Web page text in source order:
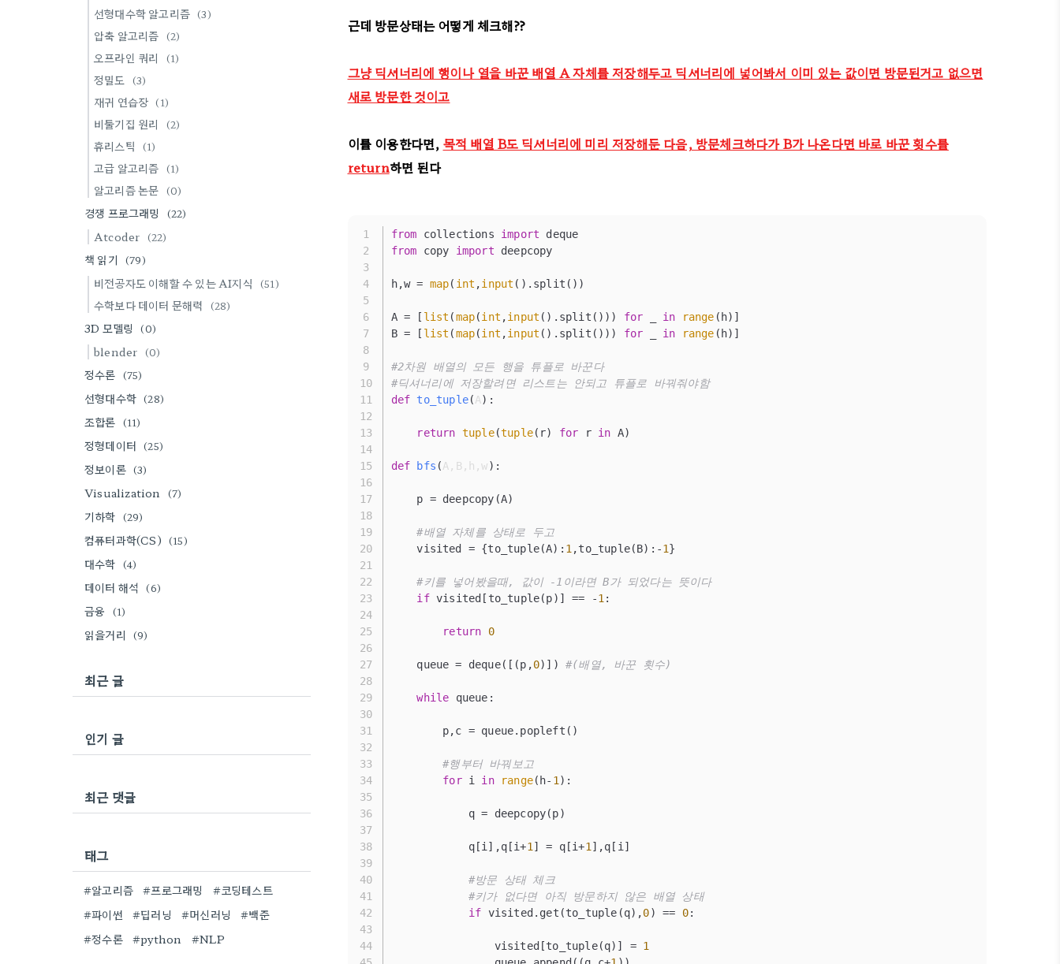
근데 방문상태는 어떻게 체크해??
그냥 딕셔너리에 행이나 열을 바꾼 배열 A 자체를 저장해두고 딕셔너리에 넣어봐서 이미 있는 값이면 방문된거고 없으면
새로 방문한 것이고
이를 이용한다면, 목적 배열 B도 딕셔너리에 미리 저장해둔 다음, 방문체크하다가 B가 나온다면 바로 바꾼 횟수를
return하면 된다
from collections import deque
from copy import deepcopy
h,w = map( int ,input ().split())
A = [ list (map(int ,input ().split())) for in range (h)]
B = [ list (map(int ,input ().split())) for in range (h)]
#2차원 배열의 모든 행을 튜플로 바꾼다
#딕셔너리에 저장할려면 리스트는 안되고 튜플로 바꿔줘야함
def to_tuple(A):
return tuple(tuple(r) for r in A)
def bfs (A,B,h,w):
    p = deepcopy(A)
#배열 자체를 상태로 두고
    visited = {to_tuple(A):
1 ,to_tuple(B):-1}
#키를 넣어봤을때, 값이 -1이라면 B가 되었다는 뜻이다
if visited[to_tuple(p)] == -1 :
return 0
    queue = deque([(p,
0)]) #(배열, 바꾼 횟수)
while queue:
        p,c = queue.popleft()
#행부터 바꿔보고
for i in range(h- 1 ):
            q = deepcopy(p)
            q[i],q[i+
1 ] = q[i+1 ],q[i]
#방문 상태 체크
#키가 없다면 아직 방문하지 않은 배열 상태
if visited.get(to_tuple(q),0) == 0:
                visited[to_tuple(q)] =
1
선형대수학 알고리즘 (3)
압축 알고리즘 (2)
오프라인 쿼리 (1)
정밀도 (3)
재귀 연습장 (1)
비둘기집 원리 (2)
휴리스틱 (1)
고급 알고리즘 (1)
알고리즘 논문 (0)
경쟁 프로그래밍 (22)
Atcoder (22)
책 읽기 (79)
비전공자도 이해할 수 있는 AI지식 (51)
수학보다 데이터 문해력 (28)
3D 모델링 (0)
blender (0)
정수론 (75)
선형대수학 (28)
조합론 (11)
정형데이터 (25)
정보이론 (3)
Visualization (7)
기하학 (29)
컴퓨터과학(CS) (15)
대수학 (4)
데이터 해석 (6)
금융 (1)
읽을거리 (9)
최근 글
인기 글
최근 댓글
태그
#알고리즘 #프로그래밍
#코딩테스트
#파이썬
#딥러닝 #머신러닝
#백준
#정수론
#python #NLP